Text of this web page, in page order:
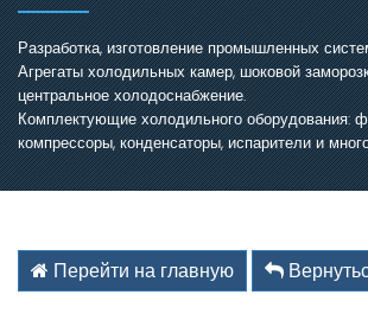
График работы:
пн.-пт. с 7:30 до 16:30,
сб.-вс. Выходной
info@holodom.com
Добавить файл ⬇
Нажимая кнопку, я соглашаюсь на
данных.
Разработка, изготовление промышленных
Агрегаты холодильных камер, шоковой
центральное холодоснабжение.
Комплектующие холодильного оборудования:
компрессоры, конденсаторы, испарители и
Перейти на главную